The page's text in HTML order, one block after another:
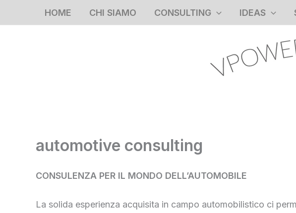
HOME CHI SIAMO CONSULTING IDEAS
automotive consulting
CONSULENZA PER IL MONDO DELL’AUTOMOBILE
La solida esperienza acquisita in campo automobilistico ci